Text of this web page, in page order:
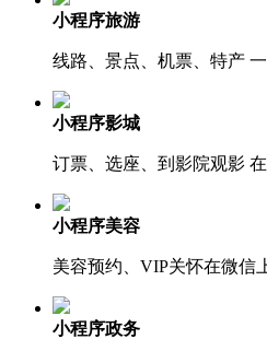
小程序旅游
线路、景点、机票、特产
小程序影城
订票、选座、到影院观影
小程序美容
美容预约、VIP关怀在微信
小程序政务